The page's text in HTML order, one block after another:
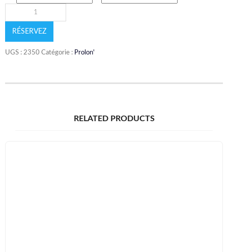
RÉSERVEZ
UGS : 2350 Catégorie : Prolon'
RELATED PRODUCTS